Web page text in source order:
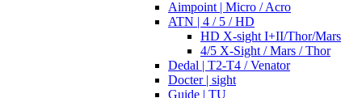
Aimpoint | Micro / Acro
ATN | 4 / 5 / HD
HD X-sight I+II/Thor/Mars
4/5 X-Sight / Mars / Thor
Dedal | T2-T4 / Venator
Docter | sight
Guide | TU